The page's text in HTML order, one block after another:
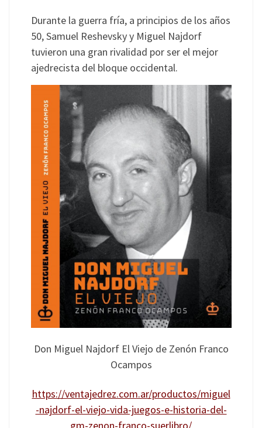
Durante la guerra fría, a principios de los años
50, Samuel Reshevsky y Miguel Najdorf
tuvieron una gran rivalidad por ser el mejor
ajedrecista del bloque occidental.
Don Miguel Najdorf El Viejo de Zenón Franco
Ocampos
https://ventajedrez.com.ar/productos/miguel
-najdorf-el-viejo-vida-juegos-e-historia-del-
gm-zenon-franco-suerlibro/